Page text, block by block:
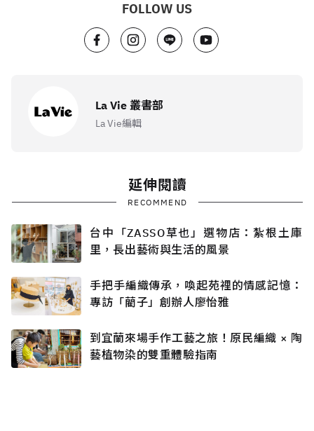
FOLLOW US
La Vie 叢書部
La Vie編輯
延伸閱讀
RECOMMEND
台中「ZASSO草也」選物店：紮根土庫
里，長出藝術與生活的風景
手把手編織傳承，喚起苑裡的情感記憶：
專訪「藺子」創辦人廖怡雅
到宜蘭來場手作工藝之旅！原民編織 × 陶
藝植物染的雙重體驗指南